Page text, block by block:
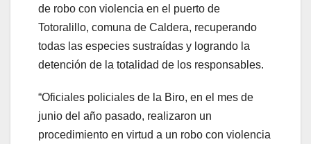
de robo con violencia en el puerto de
Totoralillo, comuna de Caldera, recuperando
todas las especies sustraídas y logrando la
detención de la totalidad de los responsables.
“Oficiales policiales de la Biro, en el mes de
junio del año pasado, realizaron un
procedimiento en virtud a un robo con violencia